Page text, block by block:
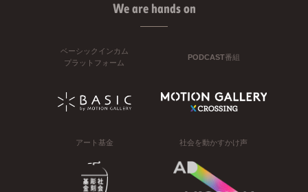
We are hands on
ベーシックインカム
プラットフォーム
PODCAST番組
アート基金 社会を動かすかけ声